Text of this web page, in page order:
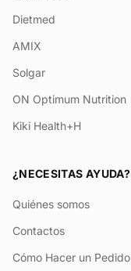
Dietmed
AMIX
Solgar
ON Optimum Nutrition
Kiki Health+H
¿NECESITAS AYUDA?
Quiénes somos
Contactos
Cómo Hacer un Pedido